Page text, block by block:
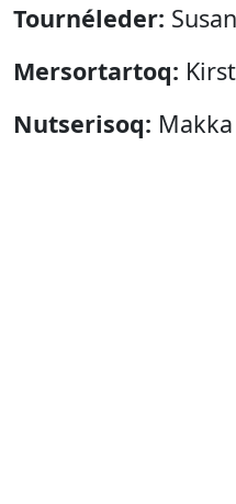
Tournéleder:
Mersortartoq:
Nutserisoq: